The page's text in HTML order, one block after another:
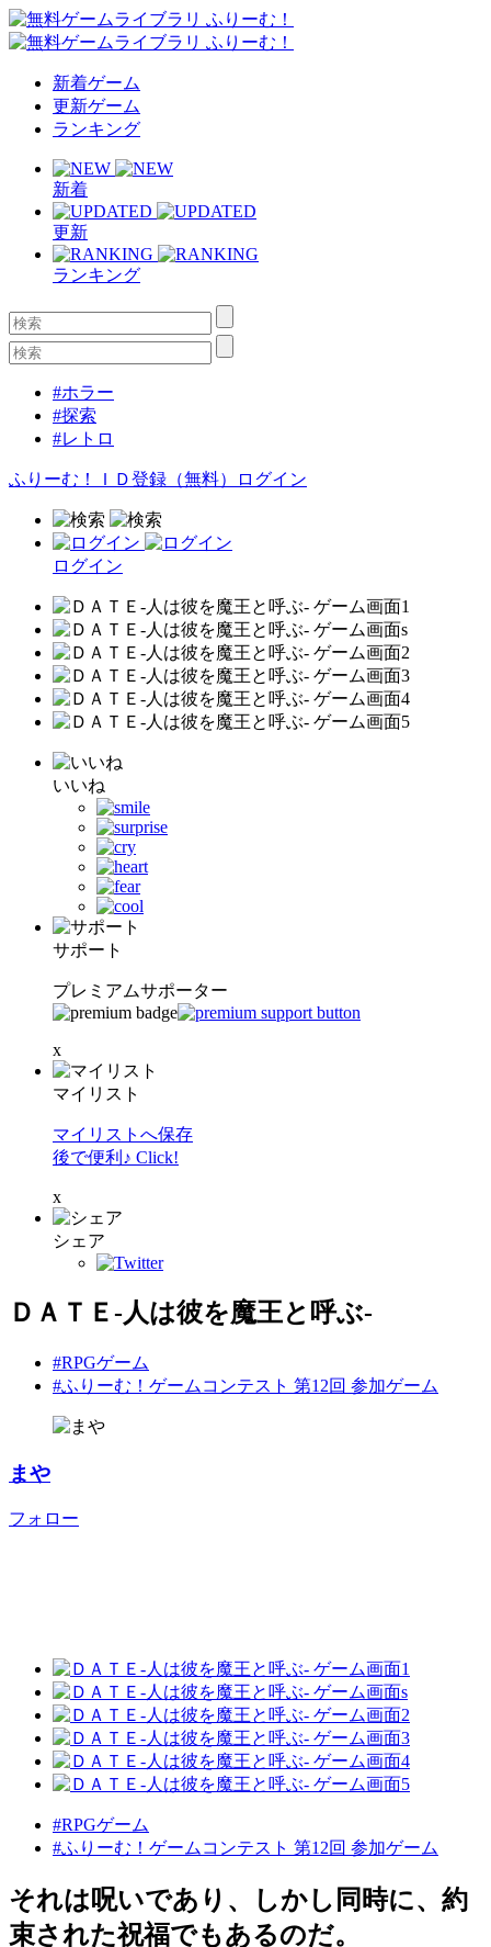
新着ゲーム
更新ゲーム
ランキング
新着
更新
ランキング
#ホラー
#探索
#レトロ
ふりーむ！ＩＤ登録（無料） ログイン
ログイン
いいね
サポート
プレミアムサポーター
x
マイリスト
マイリストへ保存
後で便利♪ Click!
x
シェア
ＤＡＴＥ-人は彼を魔王と呼ぶ-
#RPGゲーム
#ふりーむ！ゲームコンテスト 第12回 参加ゲーム
まや
フォロー
#RPGゲーム
#ふりーむ！ゲームコンテスト 第12回 参加ゲーム
それは呪いであり、しかし同時に、約
束された祝福でもあるのだ。